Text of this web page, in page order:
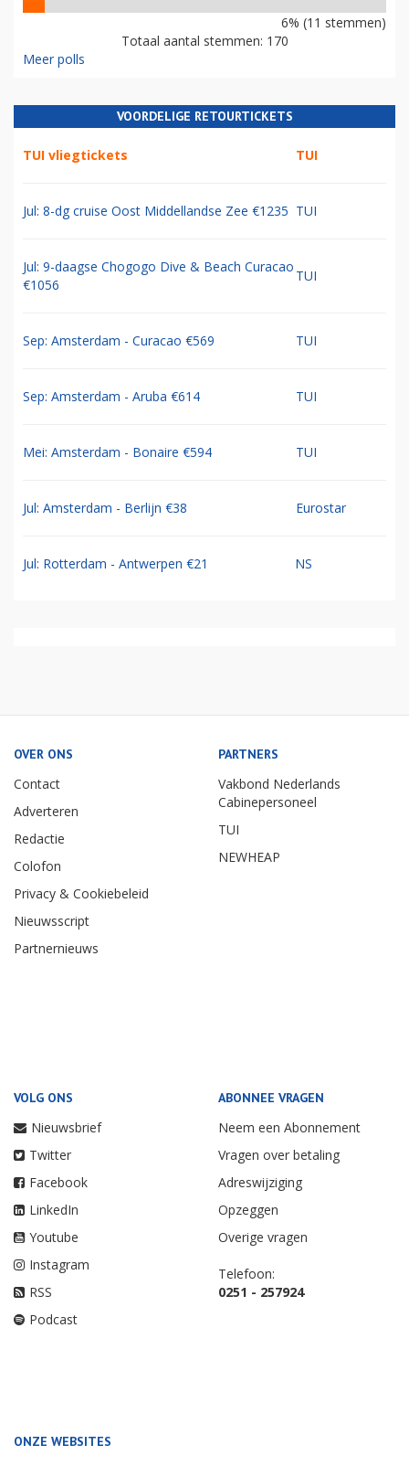
6% (11 stemmen)
Totaal aantal stemmen: 170
Meer polls
VOORDELIGE RETOURTICKETS
TUI vliegtickets TUI
Jul: 8-dg cruise Oost Middellandse Zee €1235 TUI
Jul: 9-daagse Chogogo Dive & Beach Curacao
€1056
TUI
Sep: Amsterdam - Curacao €569 TUI
Sep: Amsterdam - Aruba €614 TUI
Mei: Amsterdam - Bonaire €594 TUI
Jul: Amsterdam - Berlijn €38 Eurostar
Jul: Rotterdam - Antwerpen €21 NS
OVER ONS
Contact
Adverteren
Redactie
Colofon
Privacy & Cookiebeleid
Nieuwsscript
Partnernieuws
PARTNERS
Vakbond Nederlands
Cabinepersoneel
TUI
NEWHEAP
VOLG ONS
Nieuwsbrief
Twitter
Facebook
LinkedIn
Youtube
Instagram
RSS
Podcast
ABONNEE VRAGEN
Neem een Abonnement
Vragen over betaling
Adreswijziging
Opzeggen
Overige vragen
Telefoon:
0251 - 257924
ONZE WEBSITES